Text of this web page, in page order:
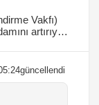
Vakfı)
artırıyor
güncellendi